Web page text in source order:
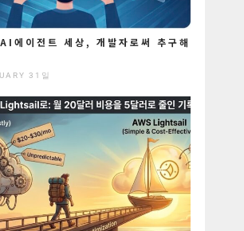
에이전트 세상, 개발자로써 추구해
31일